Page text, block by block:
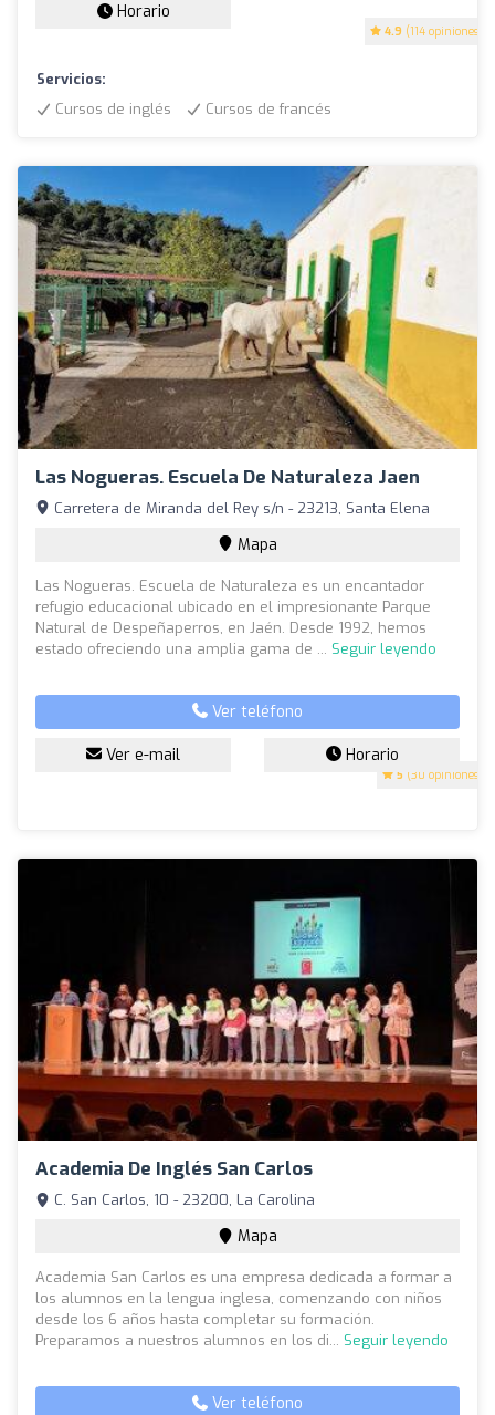
4.9 (114 opiniones)
Horario
Servicios:
Cursos de inglés
Cursos de francés
Las Nogueras. Escuela De Naturaleza Jaen
5 (30 opiniones)
Carretera de Miranda del Rey s/n - 23213, Santa Elena
Mapa
Las Nogueras. Escuela de Naturaleza es un encantador
refugio educacional ubicado en el impresionante Parque
Natural de Despeñaperros, en Jaén. Desde 1992, hemos
estado ofreciendo una amplia gama de ... Seguir leyendo
Ver teléfono
Ver e-mail Horario
Academia De Inglés San Carlos
C. San Carlos, 10 - 23200, La Carolina
Mapa
Academia San Carlos es una empresa dedicada a formar a
los alumnos en la lengua inglesa, comenzando con niños
desde los 6 años hasta completar su formación.
Preparamos a nuestros alumnos en los di... Seguir leyendo
Ver teléfono